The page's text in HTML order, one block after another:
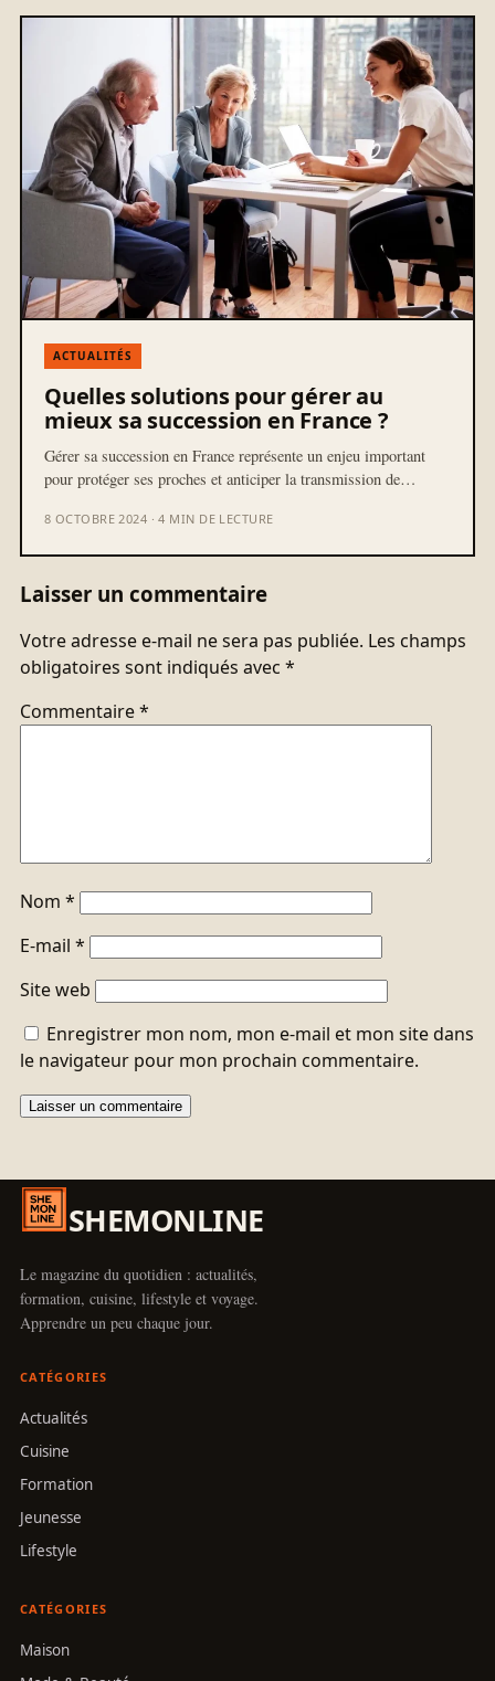
ACTUALITÉS
Quelles solutions pour gérer au
mieux sa succession en France ?
Gérer sa succession en France représente un enjeu important
pour protéger ses proches et anticiper la transmission de…
8 OCTOBRE 2024 · 4 MIN DE LECTURE
Laisser un commentaire
Votre adresse e-mail ne sera pas publiée. Les champs
obligatoires sont indiqués avec *
Commentaire*
Nom *
E-mail *
Site web
Enregistrer mon nom, mon e-mail et mon site dans
le navigateur pour mon prochain commentaire.
SHEMONLINE
Le magazine du quotidien : actualités,
formation, cuisine, lifestyle et voyage.
Apprendre un peu chaque jour.
CATÉGORIES
Actualités
Cuisine
Formation
Jeunesse
Lifestyle
CATÉGORIES
Maison